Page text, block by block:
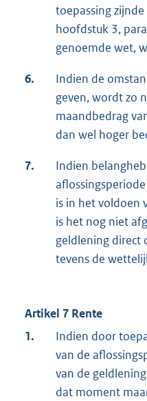
toepassing
hoofdstuk 3,
genoemde wet,
6.
Indien de
geven, wordt zo
maandbedrag
dan wel hoger
7.
Indien
is in het voldoen
is het nog niet
geldlening direct
tevens de
Artikel 7 Rente
1.
Indien door
van de
van de
dat moment